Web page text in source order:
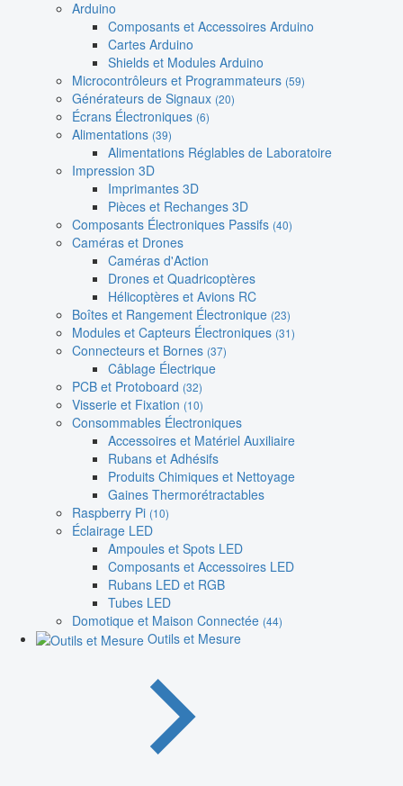
Arduino
Composants et Accessoires Arduino
Cartes Arduino
Shields et Modules Arduino
Microcontrôleurs et Programmateurs (59)
Générateurs de Signaux (20)
Écrans Électroniques (6)
Alimentations (39)
Alimentations Réglables de Laboratoire
Impression 3D
Imprimantes 3D
Pièces et Rechanges 3D
Composants Électroniques Passifs (40)
Caméras et Drones
Caméras d'Action
Drones et Quadricoptères
Hélicoptères et Avions RC
Boîtes et Rangement Électronique (23)
Modules et Capteurs Électroniques (31)
Connecteurs et Bornes (37)
Câblage Électrique
PCB et Protoboard (32)
Visserie et Fixation (10)
Consommables Électroniques
Accessoires et Matériel Auxiliaire
Rubans et Adhésifs
Produits Chimiques et Nettoyage
Gaines Thermorétractables
Raspberry Pi (10)
Éclairage LED
Ampoules et Spots LED
Composants et Accessoires LED
Rubans LED et RGB
Tubes LED
Domotique et Maison Connectée (44)
Outils et Mesure